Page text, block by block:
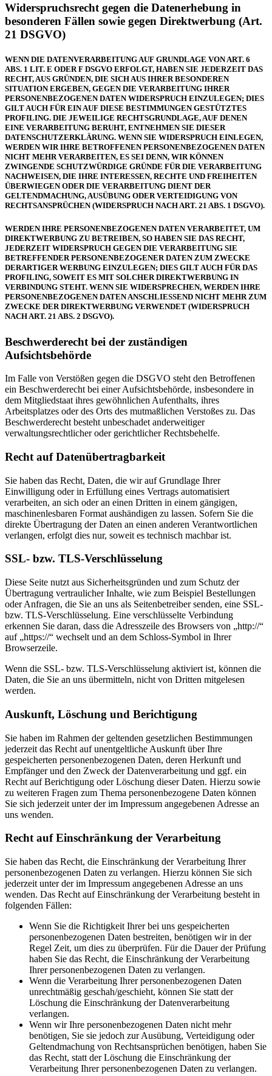
Widerspruchsrecht gegen die Datenerhebung in
besonderen Fällen sowie gegen Direktwerbung (Art.
21 DSGVO)
WENN DIE DATENVERARBEITUNG AUF GRUNDLAGE VON ART. 6
ABS. 1 LIT. E ODER F DSGVO ERFOLGT, HABEN SIE JEDERZEIT DAS
RECHT, AUS GRÜNDEN, DIE SICH AUS IHRER BESONDEREN
SITUATION ERGEBEN, GEGEN DIE VERARBEITUNG IHRER
PERSONENBEZOGENEN DATEN WIDERSPRUCH EINZULEGEN; DIES
GILT AUCH FÜR EIN AUF DIESE BESTIMMUNGEN GESTÜTZTES
PROFILING. DIE JEWEILIGE RECHTSGRUNDLAGE, AUF DENEN
EINE VERARBEITUNG BERUHT, ENTNEHMEN SIE DIESER
DATENSCHUTZERKLÄRUNG. WENN SIE WIDERSPRUCH EINLEGEN,
WERDEN WIR IHRE BETROFFENEN PERSONENBEZOGENEN DATEN
NICHT MEHR VERARBEITEN, ES SEI DENN, WIR KÖNNEN
ZWINGENDE SCHUTZWÜRDIGE GRÜNDE FÜR DIE VERARBEITUNG
NACHWEISEN, DIE IHRE INTERESSEN, RECHTE UND FREIHEITEN
ÜBERWIEGEN ODER DIE VERARBEITUNG DIENT DER
GELTENDMACHUNG, AUSÜBUNG ODER VERTEIDIGUNG VON
RECHTSANSPRÜCHEN (WIDERSPRUCH NACH ART. 21 ABS. 1 DSGVO).
WERDEN IHRE PERSONENBEZOGENEN DATEN VERARBEITET, UM
DIREKTWERBUNG ZU BETREIBEN, SO HABEN SIE DAS RECHT,
JEDERZEIT WIDERSPRUCH GEGEN DIE VERARBEITUNG SIE
BETREFFENDER PERSONENBEZOGENER DATEN ZUM ZWECKE
DERARTIGER WERBUNG EINZULEGEN; DIES GILT AUCH FÜR DAS
PROFILING, SOWEIT ES MIT SOLCHER DIREKTWERBUNG IN
VERBINDUNG STEHT. WENN SIE WIDERSPRECHEN, WERDEN IHRE
PERSONENBEZOGENEN DATEN ANSCHLIESSEND NICHT MEHR ZUM
ZWECKE DER DIREKTWERBUNG VERWENDET (WIDERSPRUCH
NACH ART. 21 ABS. 2 DSGVO).
Beschwerderecht bei der zuständigen
Aufsichtsbehörde
Im Falle von Verstößen gegen die DSGVO steht den Betroffenen
ein Beschwerderecht bei einer Aufsichtsbehörde, insbesondere in
dem Mitgliedstaat ihres gewöhnlichen Aufenthalts, ihres
Arbeitsplatzes oder des Orts des mutmaßlichen Verstoßes zu. Das
Beschwerderecht besteht unbeschadet anderweitiger
verwaltungsrechtlicher oder gerichtlicher Rechtsbehelfe.
Recht auf Datenübertragbarkeit
Sie haben das Recht, Daten, die wir auf Grundlage Ihrer
Einwilligung oder in Erfüllung eines Vertrags automatisiert
verarbeiten, an sich oder an einen Dritten in einem gängigen,
maschinenlesbaren Format aushändigen zu lassen. Sofern Sie die
direkte Übertragung der Daten an einen anderen Verantwortlichen
verlangen, erfolgt dies nur, soweit es technisch machbar ist.
SSL- bzw. TLS-Verschlüsselung
Diese Seite nutzt aus Sicherheitsgründen und zum Schutz der
Übertragung vertraulicher Inhalte, wie zum Beispiel Bestellungen
oder Anfragen, die Sie an uns als Seitenbetreiber senden, eine SSL-
bzw. TLS-Verschlüsselung. Eine verschlüsselte Verbindung
erkennen Sie daran, dass die Adresszeile des Browsers von „http://“
auf „https://“ wechselt und an dem Schloss-Symbol in Ihrer
Browserzeile.
Wenn die SSL- bzw. TLS-Verschlüsselung aktiviert ist, können die
Daten, die Sie an uns übermitteln, nicht von Dritten mitgelesen
werden.
Auskunft, Löschung und Berichtigung
Sie haben im Rahmen der geltenden gesetzlichen Bestimmungen
jederzeit das Recht auf unentgeltliche Auskunft über Ihre
gespeicherten personenbezogenen Daten, deren Herkunft und
Empfänger und den Zweck der Datenverarbeitung und ggf. ein
Recht auf Berichtigung oder Löschung dieser Daten. Hierzu sowie
zu weiteren Fragen zum Thema personenbezogene Daten können
Sie sich jederzeit unter der im Impressum angegebenen Adresse an
uns wenden.
Recht auf Einschränkung der Verarbeitung
Sie haben das Recht, die Einschränkung der Verarbeitung Ihrer
personenbezogenen Daten zu verlangen. Hierzu können Sie sich
jederzeit unter der im Impressum angegebenen Adresse an uns
wenden. Das Recht auf Einschränkung der Verarbeitung besteht in
folgenden Fällen:
Wenn Sie die Richtigkeit Ihrer bei uns gespeicherten
personenbezogenen Daten bestreiten, benötigen wir in der
Regel Zeit, um dies zu überprüfen. Für die Dauer der Prüfung
haben Sie das Recht, die Einschränkung der Verarbeitung
Ihrer personenbezogenen Daten zu verlangen.
Wenn die Verarbeitung Ihrer personenbezogenen Daten
unrechtmäßig geschah/geschieht, können Sie statt der
Löschung die Einschränkung der Datenverarbeitung
verlangen.
Wenn wir Ihre personenbezogenen Daten nicht mehr
benötigen, Sie sie jedoch zur Ausübung, Verteidigung oder
Geltendmachung von Rechtsansprüchen benötigen, haben Sie
das Recht, statt der Löschung die Einschränkung der
Verarbeitung Ihrer personenbezogenen Daten zu verlangen.